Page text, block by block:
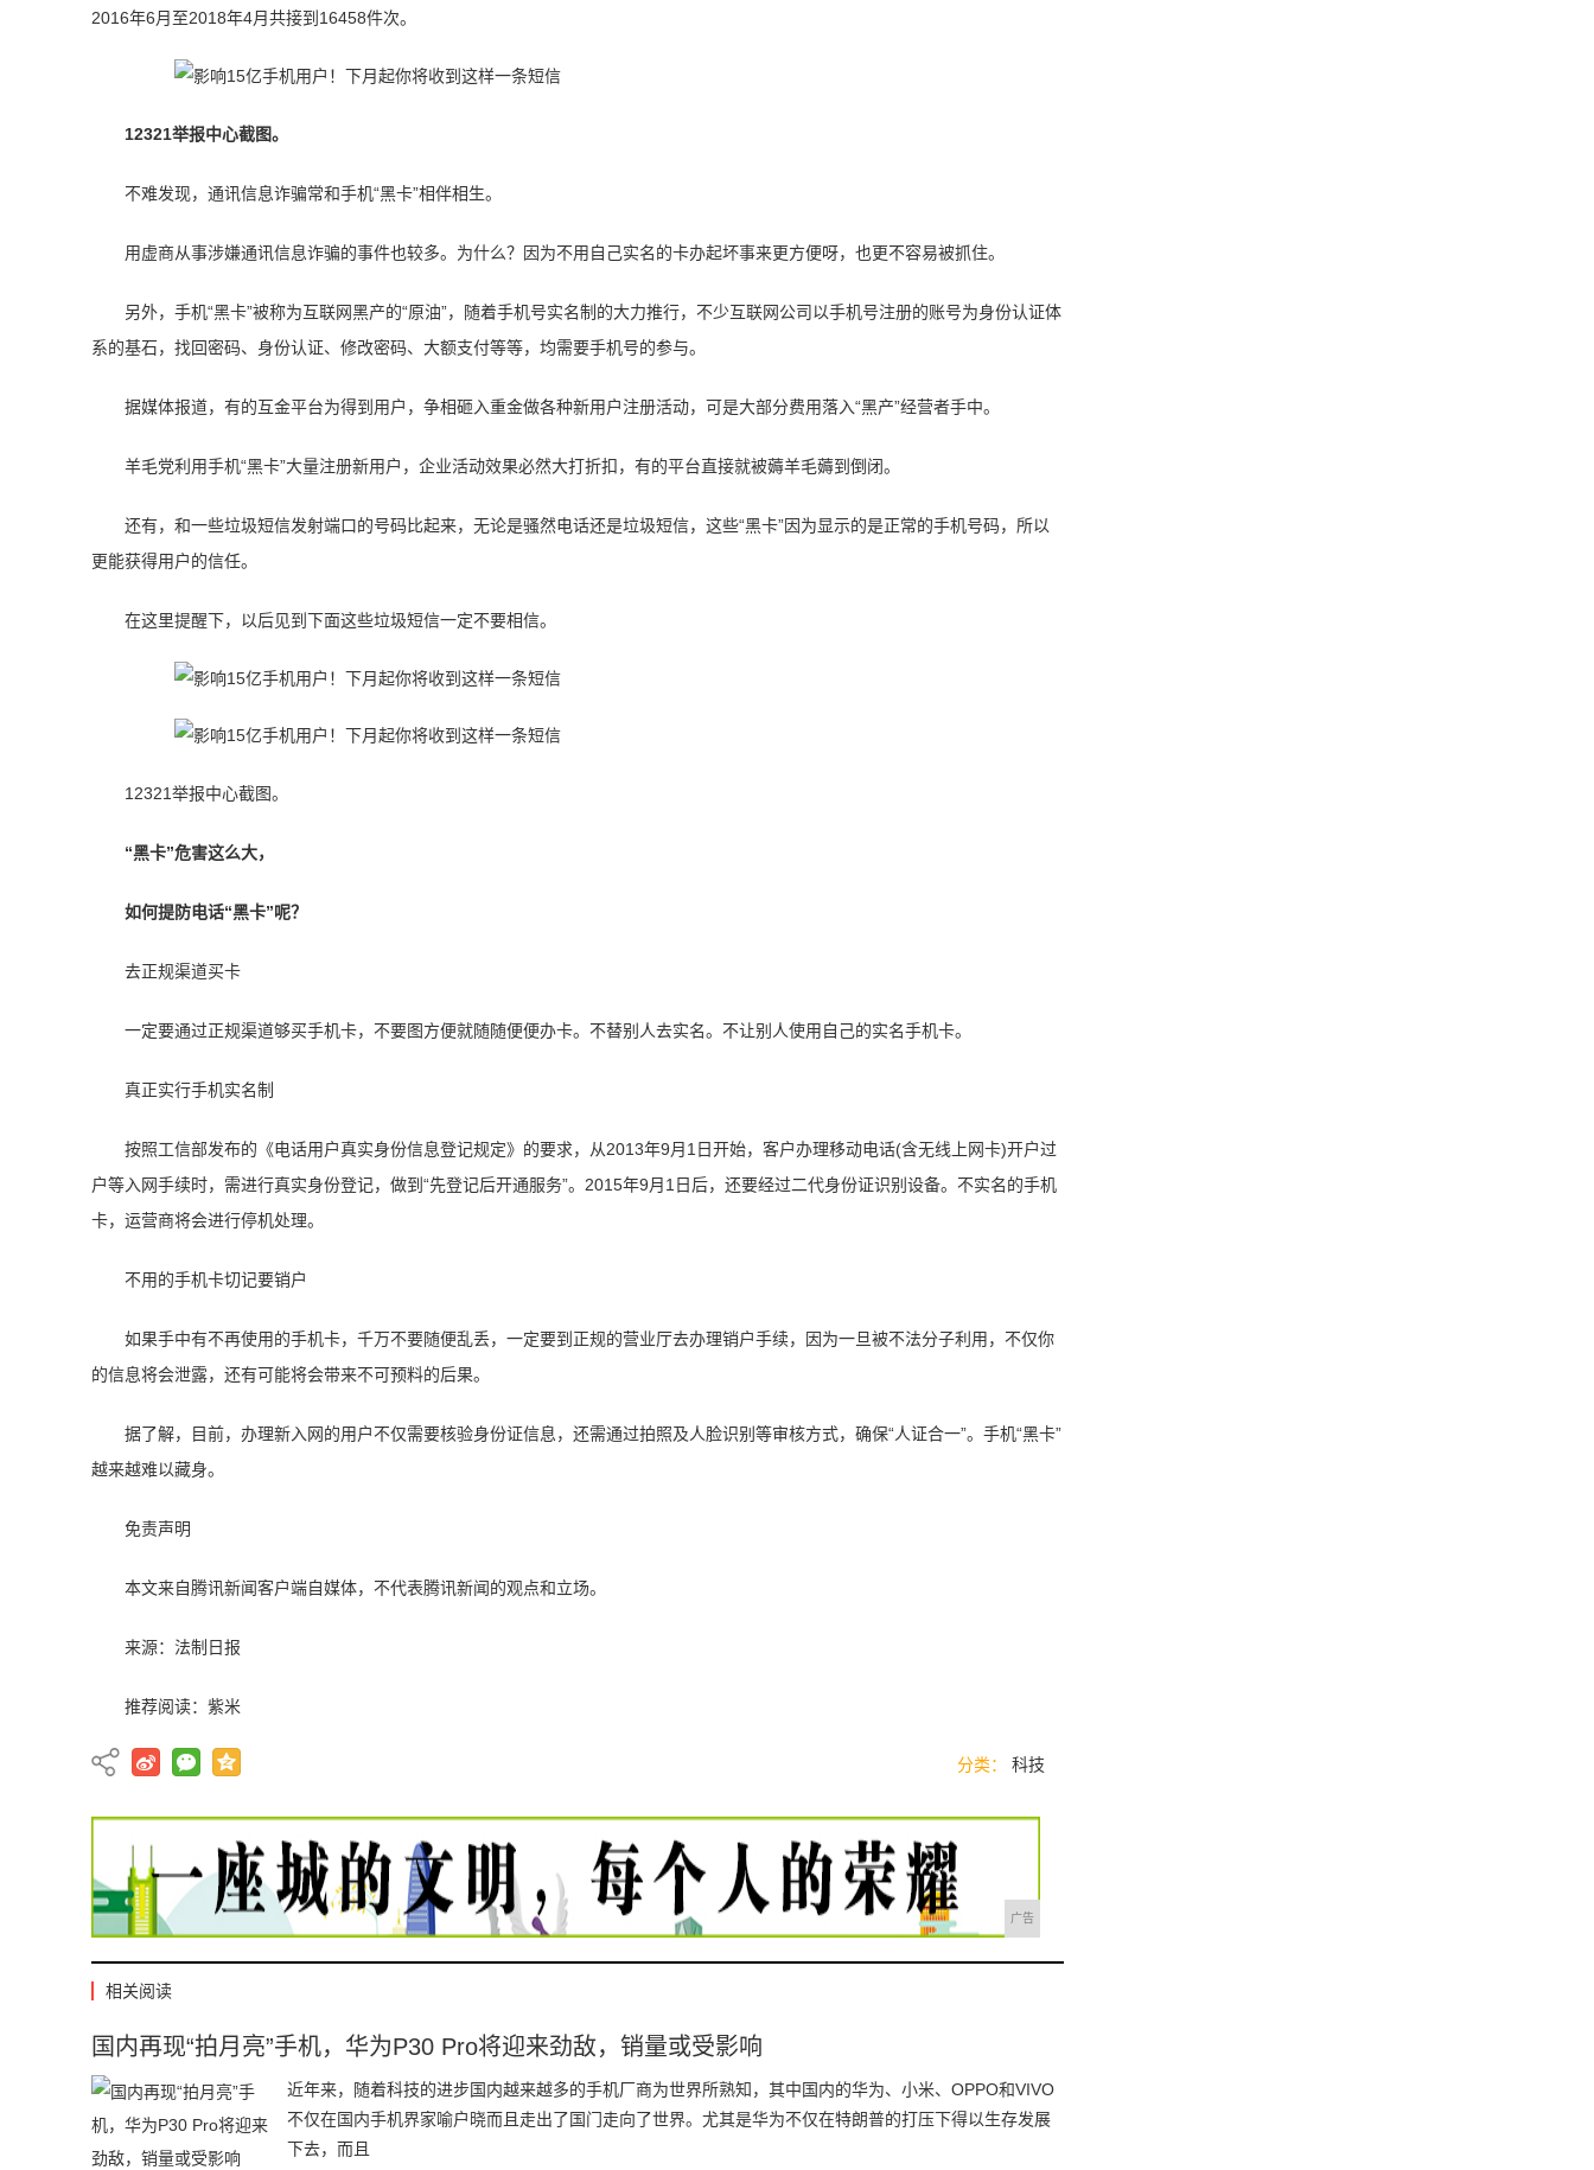
2016年6月至2018年4月共接到16458件次。
12321举报中心截图。
不难发现，通讯信息诈骗常和手机“黑卡”相伴相生。
用虚商从事涉嫌通讯信息诈骗的事件也较多。为什么？因为不用自己实名的卡办起坏事来更方便呀，也更不容易被抓住。
另外，手机“黑卡”被称为互联网黑产的“原油”，随着手机号实名制的大力推行，不少互联网公司以手机号注册的账号为身份认证体
系的基石，找回密码、身份认证、修改密码、大额支付等等，均需要手机号的参与。
据媒体报道，有的互金平台为得到用户，争相砸入重金做各种新用户注册活动，可是大部分费用落入“黑产”经营者手中。
羊毛党利用手机“黑卡”大量注册新用户，企业活动效果必然大打折扣，有的平台直接就被薅羊毛薅到倒闭。
还有，和一些垃圾短信发射端口的号码比起来，无论是骚然电话还是垃圾短信，这些“黑卡”因为显示的是正常的手机号码，所以
更能获得用户的信任。
在这里提醒下，以后见到下面这些垃圾短信一定不要相信。
12321举报中心截图。
“黑卡”危害这么大，
如何提防电话“黑卡”呢？
去正规渠道买卡
一定要通过正规渠道够买手机卡，不要图方便就随随便便办卡。不替别人去实名。不让别人使用自己的实名手机卡。
真正实行手机实名制
按照工信部发布的《电话用户真实身份信息登记规定》的要求，从2013年9月1日开始，客户办理移动电话(含无线上网卡)开户过
户等入网手续时，需进行真实身份登记，做到“先登记后开通服务”。2015年9月1日后，还要经过二代身份证识别设备。不实名的手机
卡，运营商将会进行停机处理。
不用的手机卡切记要销户
如果手中有不再使用的手机卡，千万不要随便乱丢，一定要到正规的营业厅去办理销户手续，因为一旦被不法分子利用，不仅你
的信息将会泄露，还有可能将会带来不可预料的后果。
据了解，目前，办理新入网的用户不仅需要核验身份证信息，还需通过拍照及人脸识别等审核方式，确保“人证合一”。手机“黑卡”
越来越难以藏身。
免责声明
本文来自腾讯新闻客户端自媒体，不代表腾讯新闻的观点和立场。
来源：法制日报
推荐阅读： 紫米
分类： 科技
广告
相关阅读
国内再现“拍月亮”手机，华为P30 Pro将迎来劲敌，销量或受影响
近年来，随着科技的进步国内越来越多的手机厂商为世界所熟知，其中国内的华为、小米、OPPO和VIVO
不仅在国内手机界家喻户晓而且走出了国门走向了世界。尤其是华为不仅在特朗普的打压下得以生存发展
下去，而且